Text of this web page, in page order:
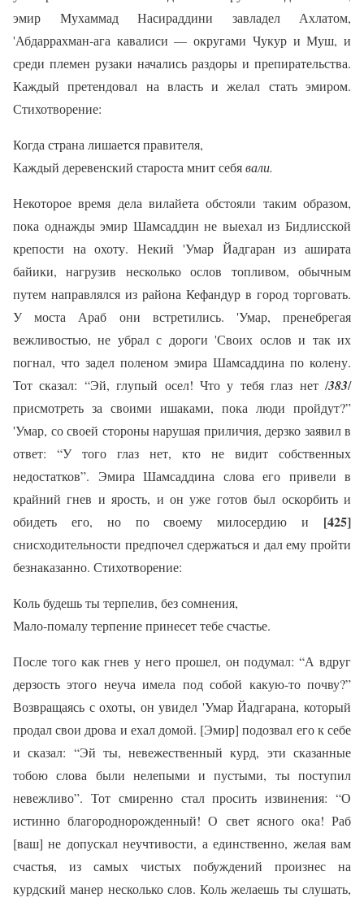
эмир Мухаммад Насираддини завладел Ахлатом,
'Абдаррахман-ага кавалиси — округами Чукур и Муш, и
среди племен рузаки начались раздоры и препирательства.
Каждый претендовал на власть и желал стать эмиром.
Стихотворение:
Когда страна лишается правителя,
Каждый деревенский староста мнит себявали.
Некоторое время дела вилайета обстояли таким образом,
пока однажды эмир Шамсаддин не выехал из Бидлисской
крепости на охоту. Некий 'Умар Йадгаран из аширата
байики, нагрузив несколько ослов топливом, обычным
путем направлялся из района Кефандур в город торговать.
У моста Араб они встретились. 'Умар, пренебрегая
вежливостью, не убрал с дороги 'Своих ослов и так их
погнал, что задел поленом эмира Шамсаддина по колену.
Тот сказал: “Эй, глупый осел! Что у тебя глаз нет /383/
присмотреть за своими ишаками, пока люди пройдут?”
'Умар, со своей стороны нарушая приличия, дерзко заявил в
ответ: “У того глаз нет, кто не видит собственных
недостатков”. Эмира Шамсаддина слова его привели в
крайний гнев и ярость, и он уже готов был оскорбить и
обидеть его, но по своему милосердию и [425]
снисходительности предпочел сдержаться и дал ему пройти
безнаказанно. Стихотворение:
Коль будешь ты терпелив, без сомнения,
Мало-помалу терпение принесет тебе счастье.
После того как гнев у него прошел, он подумал: “А вдруг
дерзость этого неуча имела под собой какую-то почву?”
Возвращаясь с охоты, он увидел 'Умар Йадгарана, который
продал свои дрова и ехал домой. [Эмир] подозвал его к себе
и сказал: “Эй ты, невежественный курд, эти сказанные
тобою слова были нелепыми и пустыми, ты поступил
невежливо”. Тот смиренно стал просить извинения: “О
истинно благороднорожденный! О свет ясного ока! Раб
[ваш] не допускал неучтивости, а единственно, желая вам
счастья, из самых чистых побуждений произнес на
курдский манер несколько слов. Коль желаешь ты слушать,